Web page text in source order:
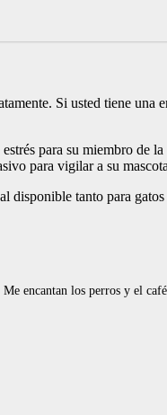
Si usted tiene
para su miembro
para vigilar a su
tanto para
encantan los perros y el café